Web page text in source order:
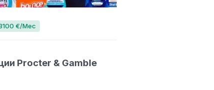
€/Мес
Procter & Gamble